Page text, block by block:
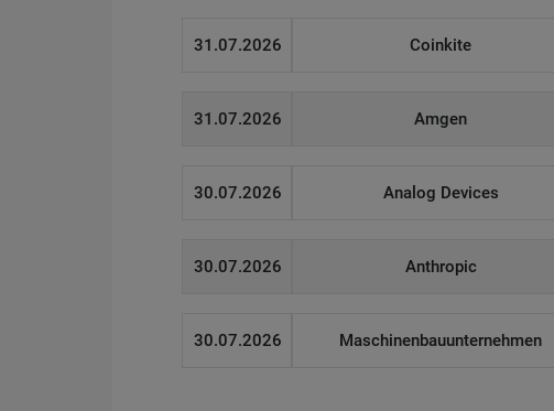
31.07.2026 Coinkite
31.07.2026 Amgen
30.07.2026 Analog Devices
30.07.2026 Anthropic
30.07.2026 Maschinenbauunternehmen